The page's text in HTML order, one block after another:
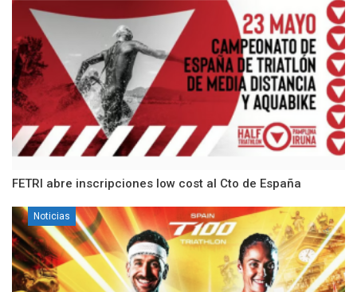
FETRI abre inscripciones low cost al Cto de España
Noticias